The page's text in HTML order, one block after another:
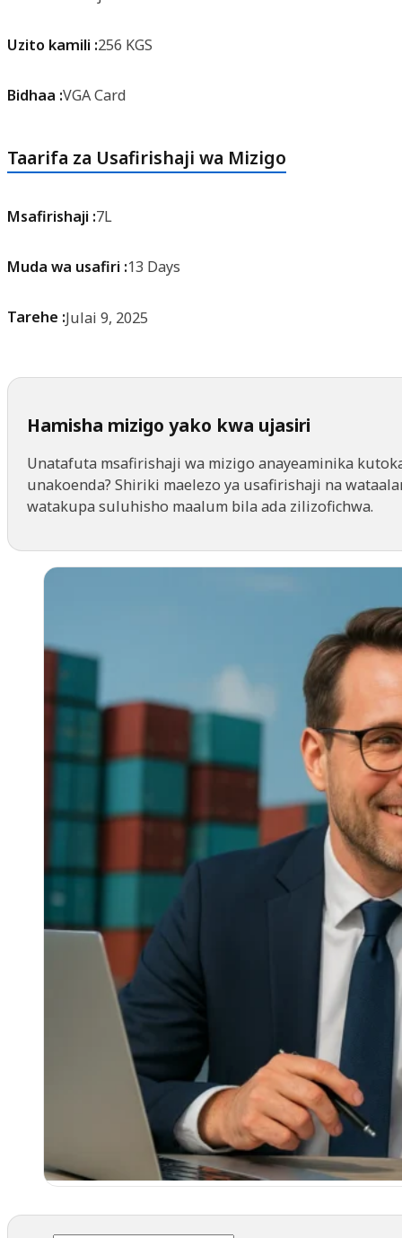
Uzito kamili :256 KGS
Bidhaa :VGA Card
Taarifa za Usafirishaji wa Mizigo
Msafirishaji :7L
Muda wa usafiri :13 Days
Tarehe :Julai 9, 2025
Hamisha mizigo yako kwa ujasiri
Unatafuta msafirishaji wa mizigo anayeaminika
unakoenda? Shiriki maelezo ya usafirishaji na
watakupa suluhisho maalum bila ada zilizofichwa.